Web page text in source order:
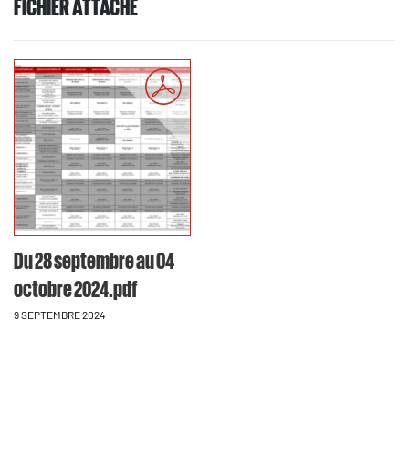
FICHIER ATTACHÉ
Du 28 septembre au 04
octobre 2024.pdf
9 SEPTEMBRE 2024